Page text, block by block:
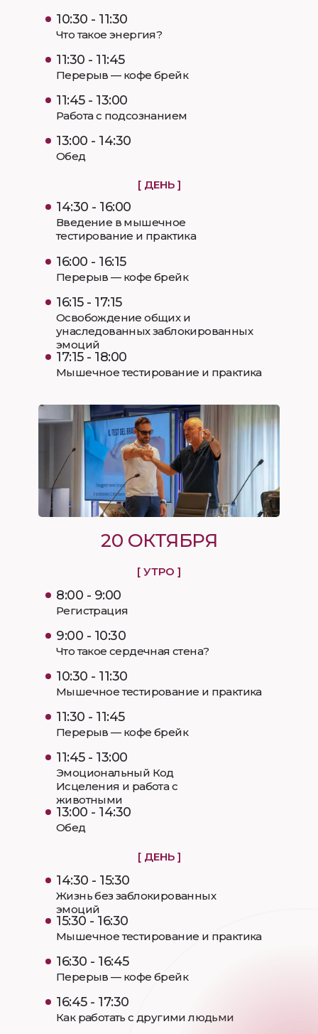
10:30 - 11:30
Что такое энергия?
11:30 - 11:45
Перерыв — кофе брейк
11:45 - 13:00
Работа с подсознанием
[ ДЕНЬ ]
14:30 - 16:00
Введение в мышечное
тестирование и практика
16:00 - 16:15
Перерыв — кофе брейк
16:15 - 17:15
Освобождение общих и
унаследованных заблокированных
эмоций
17:15 - 18:00
Мышечное тестирование и практика
13:00 - 14:30
Обед
20 ОКТЯБРЯ
[ УТРО ]
9:00 - 10:30
Что такое сердечная стена?
10:30 - 11:30
Мышечное тестирование и практика
11:30 - 11:45
Перерыв — кофе брейк
11:45 - 13:00
Эмоциональный Код
Исцеления и работа с
животными
[ ДЕНЬ ]
14:30 - 15:30
Жизнь без заблокированных
эмоций
15:30 - 16:30
Мышечное тестирование и практика
16:30 - 16:45
Перерыв — кофе брейк
16:45 - 17:30
Как работать с другими людьми
13:00 - 14:30
Обед
8:00 - 9:00
Регистрация